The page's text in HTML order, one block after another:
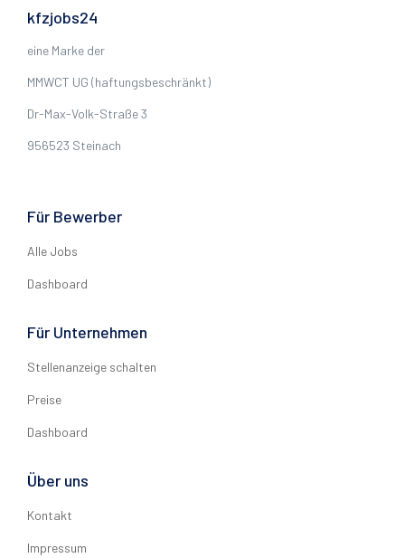
kfzjobs24
eine Marke der
MMWCT UG (haftungsbeschränkt)
Dr-Max-Volk-Straße 3
956523 Steinach
Für Bewerber
Alle Jobs
Dashboard
Für Unternehmen
Stellenanzeige schalten
Preise
Dashboard
Über uns
Kontakt
Impressum